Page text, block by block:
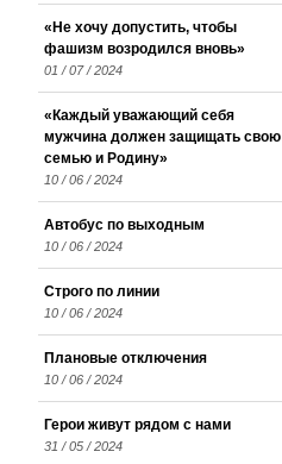
«Не хочу допустить, чтобы
фашизм возродился вновь»
01 / 07 / 2024
«Каждый уважающий себя
мужчина должен защищать свою
семью и Родину»
10 / 06 / 2024
Автобус по выходным
10 / 06 / 2024
Строго по линии
10 / 06 / 2024
Плановые отключения
10 / 06 / 2024
Герои живут рядом с нами
31 / 05 / 2024